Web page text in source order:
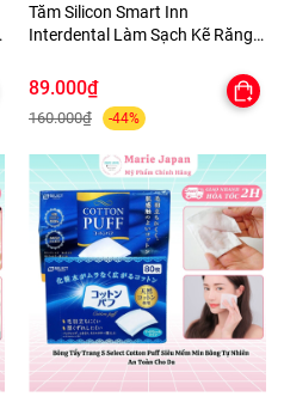
Tăm Silicon Smart Inn
Interdental Làm Sạch Kẽ Răng
89.000₫
160.000₫ -44%